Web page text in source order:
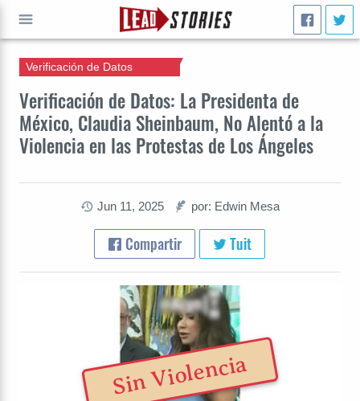
Verificación de Datos: La Presidenta de
México, Claudia Sheinbaum, No Alentó a la
Violencia en las Protestas de Los Ángeles
Verificación de Datos
Jun 11, 2025 por: Edwin Mesa
Compartir Tuit
Sin Violencia
IR A